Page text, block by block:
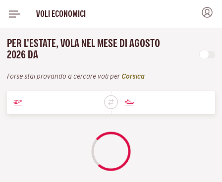
VOLI ECONOMICI
PER L'ESTATE, VOLA NEL MESE DI AGOSTO
2026 DA
Forse stai provando a cercare voli per Corsica